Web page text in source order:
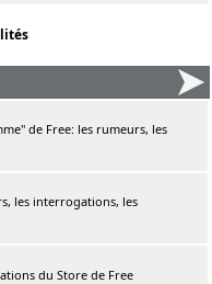
de Free: les rumeurs, les
les interrogations, les
du Store de Free